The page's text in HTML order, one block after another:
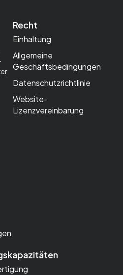
Recht
Einhaltung
Allgemeine
Geschäftsbedingungen
Datenschutzrichtlinie
Website-
Lizenzvereinbarung